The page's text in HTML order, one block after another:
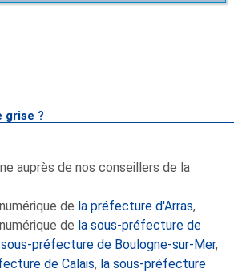
grise ?
auprès de nos conseillers de la
de la préfecture d'Arras,
de la sous-préfecture de
sous-préfecture de Boulogne-sur-Mer,
de Calais, la sous-préfecture